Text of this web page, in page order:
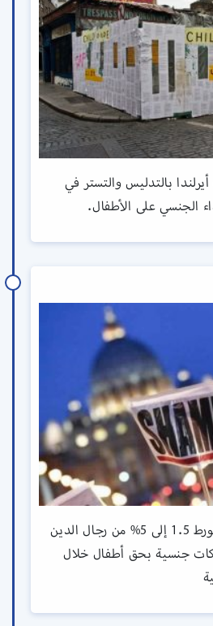
بالتدليس والتستر في
الجنسي على الأطفال.
الكرسي الرسولي يعترف بتورط 1.5 إلى 5% من رجال الدين
جنسية بحق أطفال خلال